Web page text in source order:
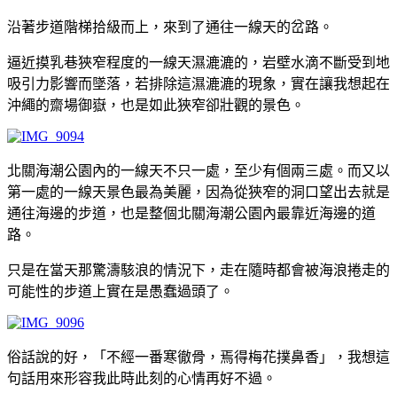
沿著步道階梯拾級而上，來到了通往一線天的岔路。
逼近摸乳巷狹窄程度的一線天濕漉漉的，岩壁水滴不斷受到地
吸引力影響而墜落，若排除這濕漉漉的現象，實在讓我想起在
沖繩的齋場御嶽，也是如此狹窄卻壯觀的景色。
北關海潮公園內的一線天不只一處，至少有個兩三處。而又以
第一處的一線天景色最為美麗，因為從狹窄的洞口望出去就是
通往海邊的步道，也是整個北關海潮公園內最靠近海邊的道
路。
只是在當天那驚濤駭浪的情況下，走在隨時都會被海浪捲走的
可能性的步道上實在是愚蠢過頭了。
俗話說的好，「不經一番寒徹骨，焉得梅花撲鼻香」，我想這
句話用來形容我此時此刻的心情再好不過。